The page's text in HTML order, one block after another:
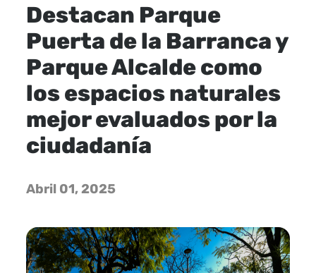
Destacan Parque
Puerta de la Barranca y
Parque Alcalde como
los espacios naturales
mejor evaluados por la
ciudadanía
Abril 01, 2025